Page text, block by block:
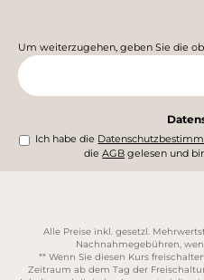
Um weiterzugehen, geben Sie die
Ich habe die
dieAGB gelesen und
Alle Preise inkl. gesetzl.
Nachnahmegebühren,
** Wenn Sie diesen Kurs
Zeitraum ab dem Tag der